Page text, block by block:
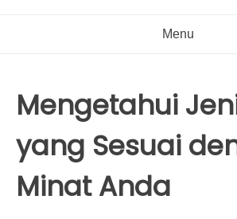
Menu
Mengetahui
yang Sesuai
Minat Anda